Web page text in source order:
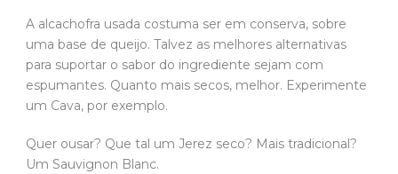
A alcachofra usada costuma ser em conserva, sobre
uma base de queijo. Talvez as melhores alternativas
para suportar o sabor do ingrediente sejam com
espumantes. Quanto mais secos, melhor. Experimente
um Cava, por exemplo.
Quer ousar? Que tal um Jerez seco? Mais tradicional?
Um Sauvignon Blanc.